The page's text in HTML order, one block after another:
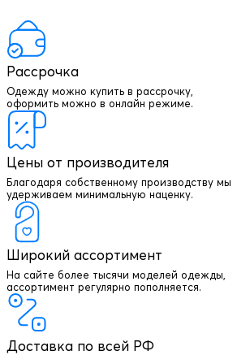
Рассрочка
Одежду можно купить в рассрочку,
оформить можно в онлайн режиме.
Цены от производителя
Благодаря собственному производству мы
удерживаем минимальную наценку.
Широкий ассортимент
На сайте более тысячи моделей одежды,
ассортимент регулярно пополняется.
Доставка по всей РФ
+7 903 003 03 79